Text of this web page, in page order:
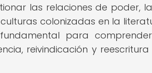
las relaciones de poder,
colonizadas en la
para
reivindicación y